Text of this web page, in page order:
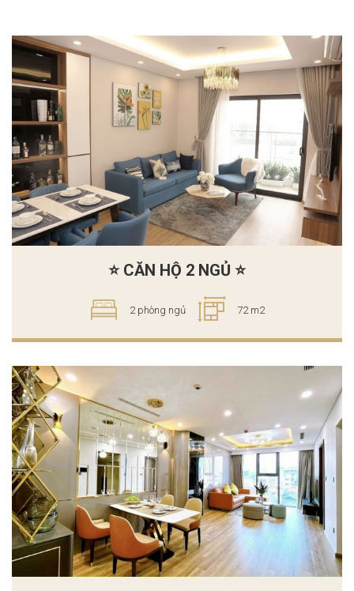
⭐ CĂN HỘ 2 NGỦ ⭐
2 phòng ngủ 72 m2